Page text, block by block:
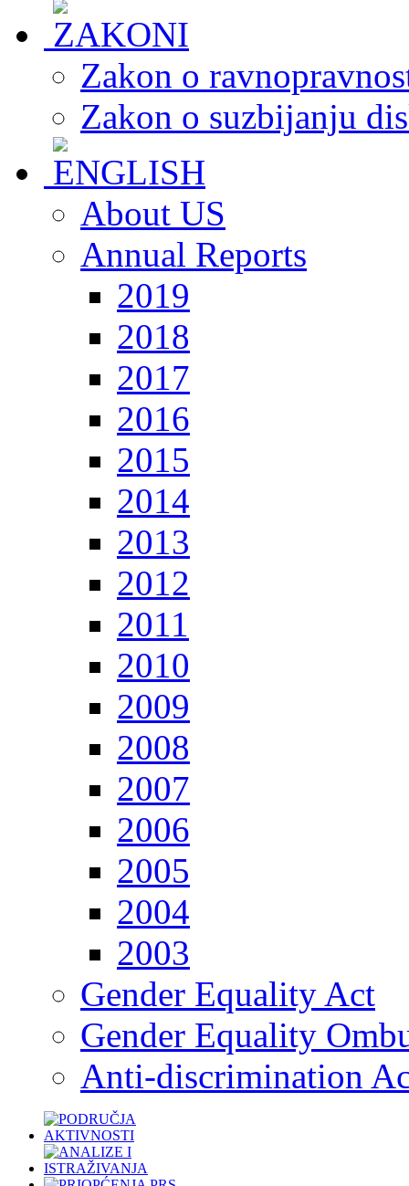
Zakon o
Zakon o suzbijanju
About US
Annual Reports
2019
2018
2017
2016
2015
2014
2013
2012
2011
2010
2009
2008
2007
2006
2005
2004
2003
Gender Equality Act
Gender Equality
Anti-discrimination